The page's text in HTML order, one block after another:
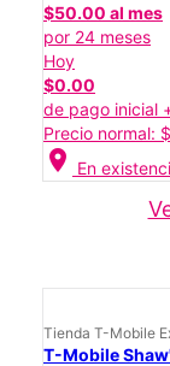
$50.00 al mes
por 24 meses
Hoy
$0.00
de pago inicial
Precio normal:
location_on En
Tienda T-Mobile
T-Mobile